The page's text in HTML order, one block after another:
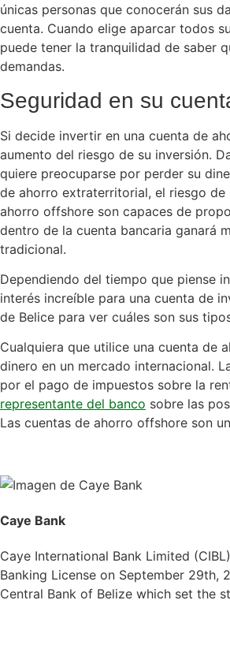
únicas personas que conocerán sus
cuenta. Cuando elige aparcar todos
puede tener la tranquilidad de saber
demandas.
Seguridad en su
Si decide invertir en una cuenta de
aumento del riesgo de su inversión.
quiere preocuparse por perder su
de ahorro extraterritorial, el riesgo
ahorro offshore son capaces de
dentro de la cuenta bancaria ganará
tradicional.
Dependiendo del tiempo que piense
interés increíble para una cuenta de
de Belice para ver cuáles son sus
Cualquiera que utilice una cuenta de
dinero en un mercado internacional.
por el pago de impuestos sobre la
representante del banco sobre las
Las cuentas de ahorro offshore son
Caye Bank
Caye International Bank Limited
Banking License on September
Central Bank of Belize which set the